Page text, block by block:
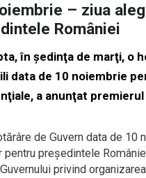
– ziua
României
în şedinţa de marţi, o
data de 10 noiembrie
a anunţat
de Guvern data de 10
pentru preşedintele
privind